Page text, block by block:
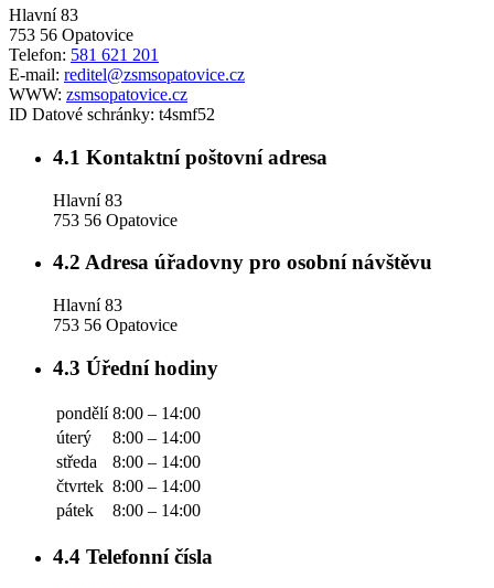
Hlavní 83
753 56 Opatovice
Telefon: 581 621 201
E-mail: reditel@zsmsopatovice.cz
WWW: zsmsopatovice.cz
ID Datové schránky: t4smf52
4.1 Kontaktní poštovní adresa
Hlavní 83
753 56 Opatovice
4.2 Adresa úřadovny pro osobní návštěvu
Hlavní 83
753 56 Opatovice
4.3 Úřední hodiny
pondělí 8:00 – 14:00
úterý
8:00 – 14:00
středa
8:00 – 14:00
čtvrtek 8:00 – 14:00
pátek
8:00 – 14:00
4.4 Telefonní čísla